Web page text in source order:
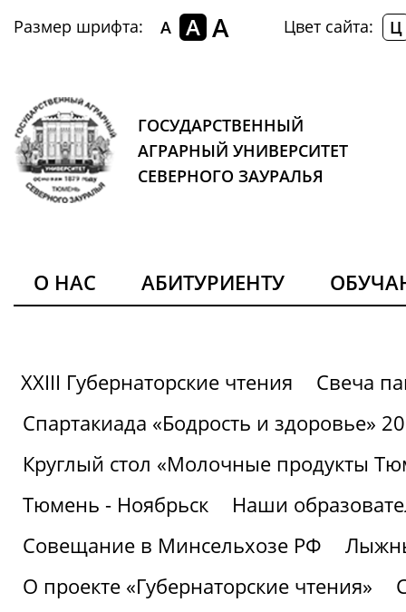
Размер шрифта: A A A Цвет сайта: Ц
ГОСУДАРСТВЕННЫЙ
АГРАРНЫЙ УНИВЕРСИТЕТ
СЕВЕРНОГО ЗАУРАЛЬЯ
О НАС АБИТУРИЕНТУ
XXIII Губернаторские чтения
Свеча
Спартакиада «Бодрость и здоровье»
Круглый стол «Молочные продукты
Тюмень - Ноябрьск
Наши
Совещание в Минсельхозе РФ
О проекте «Губернаторские чтения»